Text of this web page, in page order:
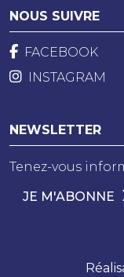
NOUS SUIVRE
FACEBOOK
INSTAGRAM
NEWSLETTER
Tenez-vous
JE M'ABONNE